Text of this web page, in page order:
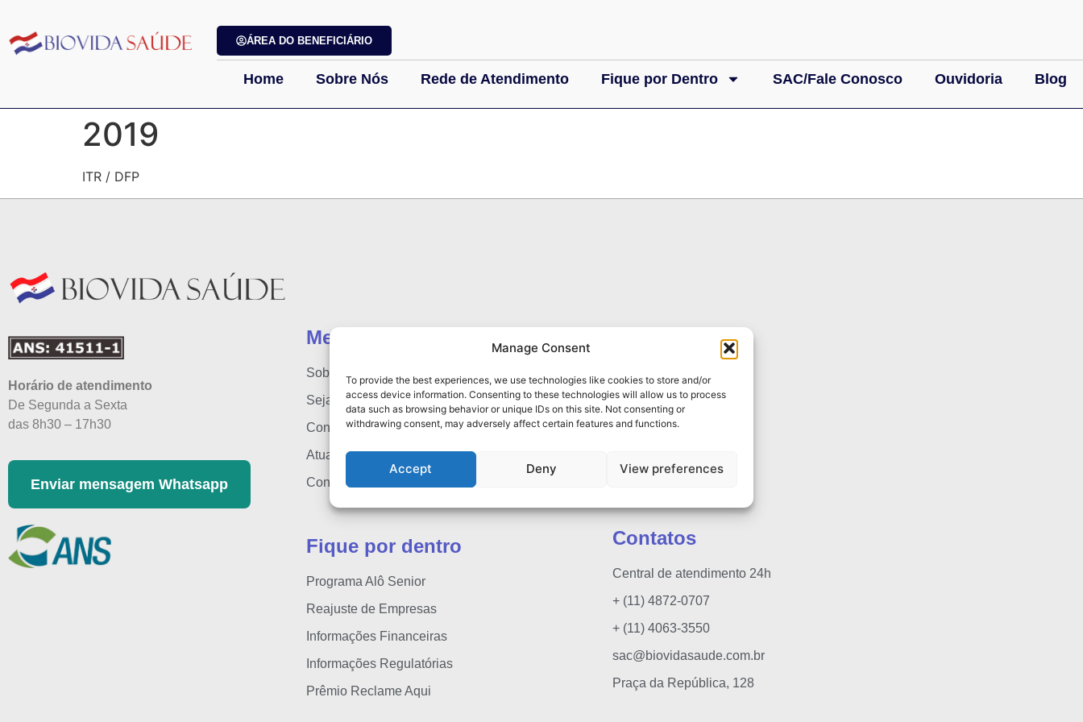
Manage Consent
To provide the best experiences, we use technologies like cookies to store and/or
access device information. Consenting to these technologies will allow us to process
data such as browsing behavior or unique IDs on this site. Not consenting or
withdrawing consent, may adversely affect certain features and functions.
Accept Deny View preferences
ÁREA DO BENEFICIÁRIO
Home Sobre Nós Rede de Atendimento Fique por Dentro SAC/Fale Conosco Ouvidoria Blog
2019
ITR / DFP
Horário de atendimento
De Segunda a Sexta
das 8h30 – 17h30
Enviar mensagem Whatsapp
Menu
Sobre nós
Seja um cliente
Consulte a Rede Credenciada
Atualizações de Rede Credenciada
Consulta Autorização de Exames/Procedimentos
Fique por dentro
Programa Alô Senior
Reajuste de Empresas
Informações Financeiras
Informações Regulatórias
Prêmio Reclame Aqui
Política de Privacidade
Cartilha do Beneficiário
Ouvidoria
Contatos
Central de atendimento 24h
+ (11) 4872-0707
+ (11) 4063-3550
sac@biovidasaude.com.br
Praça da República, 128